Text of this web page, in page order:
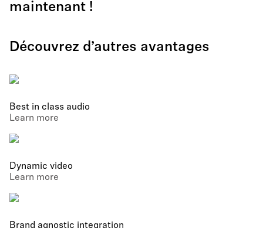
maintenant !
Découvrez d’autres avantages
Best in class audio
Learn more
Dynamic video
Learn more
Brand agnostic integration